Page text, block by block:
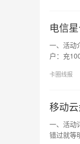
电信
一、活动
户：充
卡圈线报
移动
一、活动
错过就等